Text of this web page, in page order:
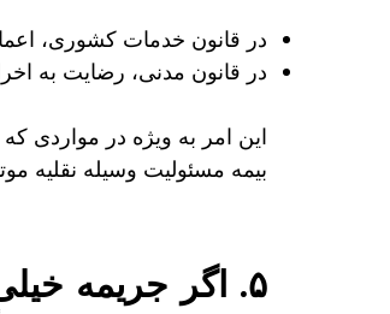
در قانون خدمات کشوری،
در قانون مدنی، رضایت به
این امر به ویژه در مواردی
بیمه مسئولیت وسیله نقلیه
۵. اگر جریمه خیلی زیاد باشد چه باید کرد؟